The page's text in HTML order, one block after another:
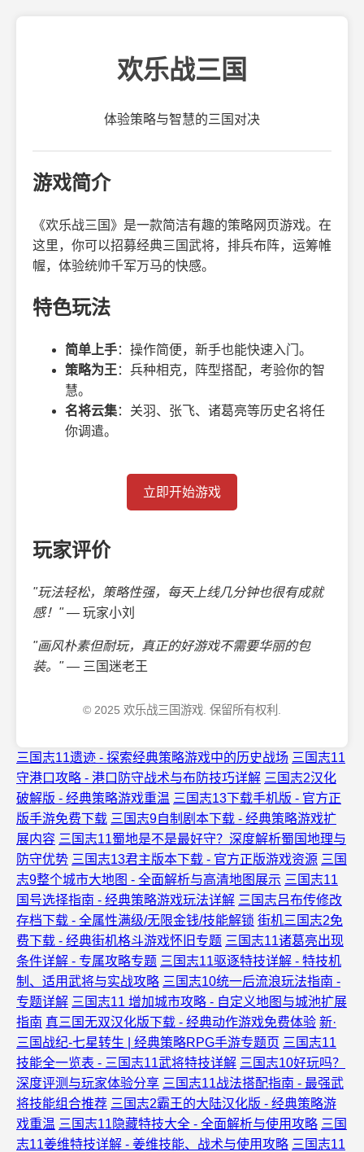
欢乐战三国
体验策略与智慧的三国对决
游戏简介
《欢乐战三国》是一款简洁有趣的策略网页游戏。在
这里，你可以招募经典三国武将，排兵布阵，运筹帷
幄，体验统帅千军万马的快感。
特色玩法
简单上手：操作简便，新手也能快速入门。
策略为王 ：兵种相克，阵型搭配，考验你的智
慧。
名将云集：关羽、张飞、诸葛亮等历史名将任
你调遣。
立即开始游戏
玩家评价
"玩法轻松，策略性强，每天上线几分钟也很有成就
感！"— 玩家小刘
"画风朴素但耐玩，真正的好游戏不需要华丽的包
装。"— 三国迷老王
© 2025 欢乐战三国游戏. 保留所有权利.
三国志11遗迹 - 探索经典策略游戏中的历史战场 三国志11
守港口攻略 - 港口防守战术与布防技巧详解 三国志2汉化
破解版 - 经典策略游戏重温 三国志13下载手机版 - 官方正
版手游免费下载 三国志9自制剧本下载 - 经典策略游戏扩
展内容 三国志11蜀地是不是最好守？深度解析蜀国地理与
防守优势 三国志13君主版本下载 - 官方正版游戏资源 三国
志9整个城市大地图 - 全面解析与高清地图展示 三国志11
国号选择指南 - 经典策略游戏玩法详解 三国志吕布传修改
存档下载 - 全属性满级/无限金钱/技能解锁 街机三国志2免
费下载 - 经典街机格斗游戏怀旧专题 三国志11诸葛亮出现
条件详解 - 专属攻略专题 三国志11驱逐特技详解 - 特技机
制、适用武将与实战攻略 三国志10统一后流浪玩法指南 -
专题详解 三国志11 增加城市攻略 - 自定义地图与城池扩展
指南 真三国无双汉化版下载 - 经典动作游戏免费体验 新·
三国战纪-七星转生 | 经典策略RPG手游专题页 三国志11
技能全一览表 - 三国志11武将特技详解 三国志10好玩吗？
深度评测与玩家体验分享 三国志11战法搭配指南 - 最强武
将技能组合推荐 三国志2霸王的大陆汉化版 - 经典策略游
戏重温 三国志11隐藏特技大全 - 全面解析与使用攻略 三国
志11姜维特技详解 - 姜维技能、战术与使用攻略 三国志11